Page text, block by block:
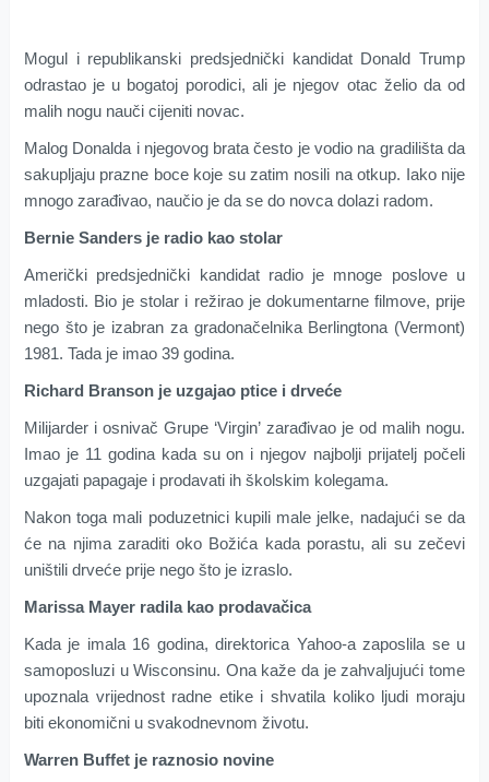
Mogul i republikanski predsjednički kandidat Donald Trump
odrastao je u bogatoj porodici, ali je njegov otac želio da od
malih nogu nauči cijeniti novac.
Malog Donalda i njegovog brata često je vodio na gradilišta da
sakupljaju prazne boce koje su zatim nosili na otkup. Iako nije
mnogo zarađivao, naučio je da se do novca dolazi radom.
Bernie Sanders je radio kao stolar
Američki predsjednički kandidat radio je mnoge poslove u
mladosti. Bio je stolar i režirao je dokumentarne filmove, prije
nego što je izabran za gradonačelnika Berlingtona (Vermont)
1981. Tada je imao 39 godina.
Richard Branson je uzgajao ptice i drveće
Milijarder i osnivač Grupe ‘Virgin’ zarađivao je od malih nogu.
Imao je 11 godina kada su on i njegov najbolji prijatelj počeli
uzgajati papagaje i prodavati ih školskim kolegama.
Nakon toga mali poduzetnici kupili male jelke, nadajući se da
će na njima zaraditi oko Božića kada porastu, ali su zečevi
uništili drveće prije nego što je izraslo.
Marissa Mayer radila kao prodavačica
Kada je imala 16 godina, direktorica Yahoo-a zaposlila se u
samoposluzi u Wisconsinu. Ona kaže da je zahvaljujući tome
upoznala vrijednost radne etike i shvatila koliko ljudi moraju
biti ekonomični u svakodnevnom životu.
Warren Buffet je raznosio novine